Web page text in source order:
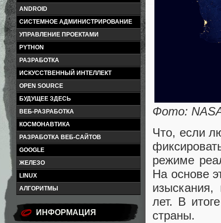
ANDROID
СИСТЕМНОЕ АДМИНИСТРИРОВАНИЕ
УПРАВЛЕНИЕ ПРОЕКТАМИ
PYTHON
РАЗРАБОТКА
ИСКУССТВЕННЫЙ ИНТЕЛЛЕКТ
OPEN SOURCE
БУДУЩЕЕ ЗДЕСЬ
ВЕБ-РАЗРАБОТКА
КОСМОНАВТИКА
РАЗРАБОТКА ВЕБ-САЙТОВ
GOOGLE
ЖЕЛЕЗО
LINUX
АЛГОРИТМЫ
ИНФОРМАЦИЯ
Фото:
Что, если
режиме
На основе
изыскания,
лет. В
страны.